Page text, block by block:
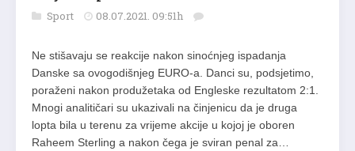
Sport 08.07.2021. 09:51h
Ne stišavaju se reakcije nakon sinoćnjeg ispadanja
Danske sa ovogodišnjeg EURO-a. Danci su, podsjetimo,
poraženi nakon produžetaka od Engleske rezultatom 2:1.
Mnogi analitičari su ukazivali na činjenicu da je druga
lopta bila u terenu za vrijeme akcije u kojoj je oboren
Raheem Sterling a nakon čega je sviran penal za…